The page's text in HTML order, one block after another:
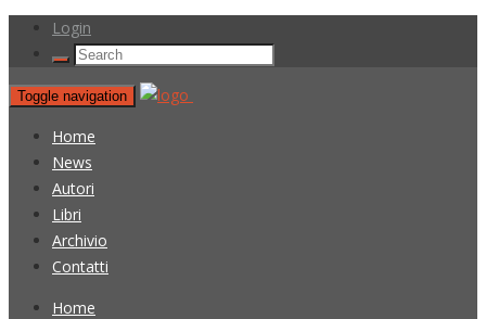
Login
Toggle navigation
Home
News
Autori
Libri
Archivio
Contatti
Home